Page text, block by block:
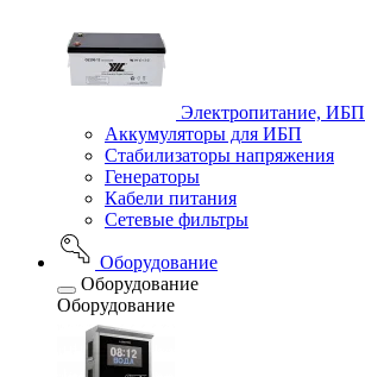
Электропитание, ИБП
Аккумуляторы для ИБП
Стабилизаторы напряжения
Генераторы
Кабели питания
Сетевые фильтры
Оборудование
Оборудование
Оборудование